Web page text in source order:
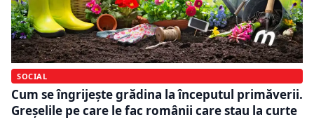
SOCIAL
Cum se îngrijește grădina la începutul primăverii.
Greșelile pe care le fac românii care stau la curte